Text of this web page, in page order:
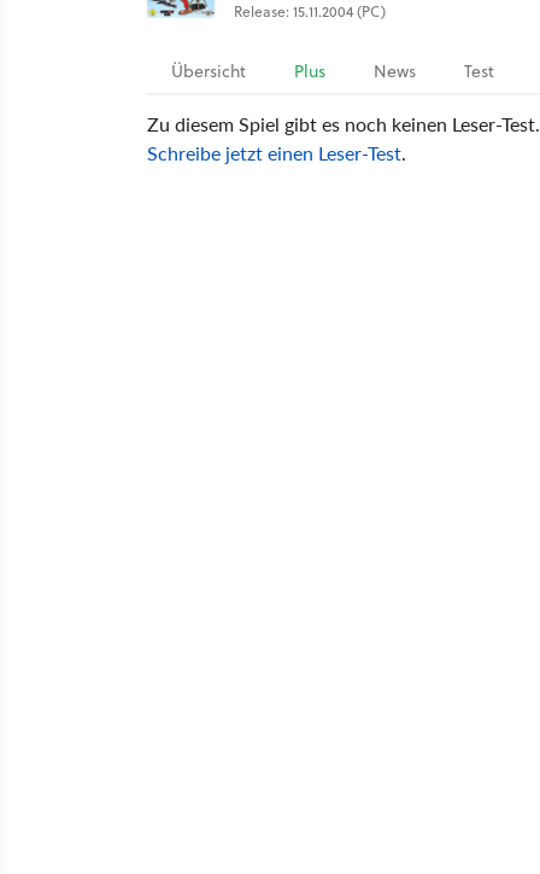
Release: 15.11.2004 (PC)
Übersicht Plus News Test
Zu diesem Spiel gibt es noch keinen Leser-Test.
Schreibe jetzt einen Leser-Test.